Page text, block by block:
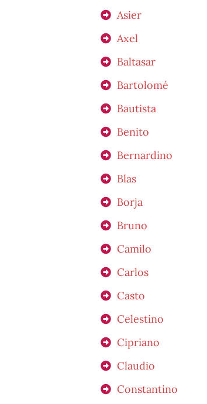
Asier
Axel
Baltasar
Bartolomé
Bautista
Benito
Bernardino
Blas
Borja
Bruno
Camilo
Carlos
Casto
Celestino
Cipriano
Claudio
Constantino